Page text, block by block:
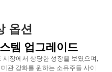
옵션
템 업그레이드
장에서 상당한 성장을 보였으며,
관 강화를 원하는 소유주들 사이